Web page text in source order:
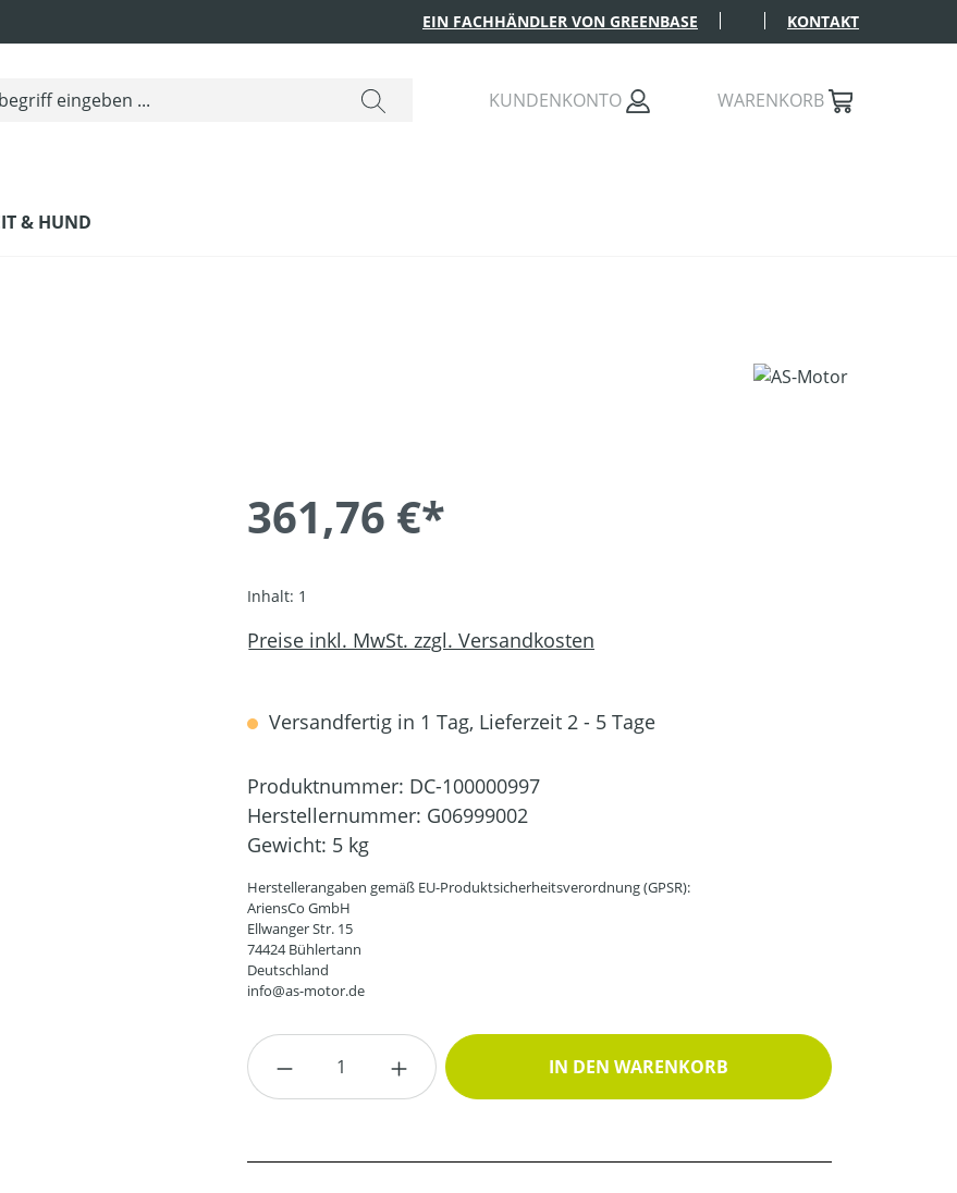
EIN FACHHÄNDLER VON GREENBASE KONTAKT
KUNDENKONTO WARENKORB
& HUND
361,76 €*
Inhalt: 1
Preise inkl. MwSt. zzgl. Versandkosten
Versandfertig in 1 Tag, Lieferzeit 2 - 5 Tage
Produktnummer: DC-100000997
Herstellernummer: G06999002
Gewicht: 5 kg
Herstellerangaben gemäß EU-Produktsicherheitsverordnung (GPSR):
AriensCo GmbH
Ellwanger Str. 15
74424 Bühlertann
Deutschland
info@as-motor.de
Produkt Anzahl: Gib den gewünschten Wert ein oder
IN DEN WARENKORB